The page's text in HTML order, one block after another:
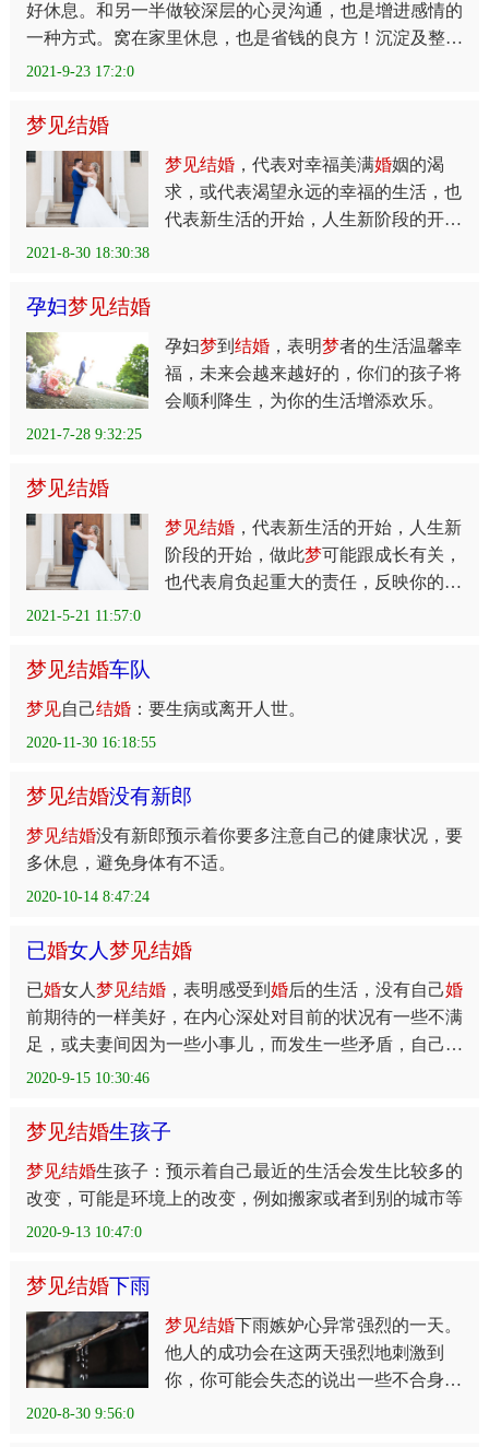
好休息。和另一半做较深层的心灵沟通，也是增进感情的
一种方式。窝在家里休息，也是省钱的良方！沉淀及整顿
情绪，会让接下来的挑战更顺利。
2021-9-23 17:2:0
梦 见结婚
梦见结婚，代表对幸福美满婚姻的渴
求，或代表渴望永远的幸福的生活，也
代表新生活的开始，人生新阶段的开
2021-8-30 18:30:38
孕妇梦 见结婚
孕妇梦到 结婚，表明梦者的生活温馨幸
福，未来会越来越好的，你们的孩子将
会顺利降生，为你的生活增添欢乐。
2021-7-28 9:32:25
梦 见结婚
梦见结婚，代表新生活的开始，人生新
阶段的开始，做此梦可能跟成长有关，
也代表肩负起重大的责任，反映你的责
2021-5-21 11:57:0
梦 见结婚车队
梦见自己结婚：要生病或离开人世。
2020-11-30 16:18:55
梦 见结婚没有新郎
梦见结婚没有新郎预示着你要多注意自己的健康状况，要
多休息，避免身体有不适。
2020-10-14 8:47:24
已婚女人梦 见结婚
已婚女人 梦见结婚，表明感受到 婚后的生活，没有自己婚
前期待的一样美好，在内心深处对目前的状况有一些不满
足，或夫妻间因为一些小事儿，而发生一些矛盾，自己情
绪上有些不满、有怨言。
2020-9-15 10:30:46
梦 见结婚生孩子
梦见结婚生孩子：预示着自己最近的生活会发生比较多的
改变，可能是环境上的改变，例如搬家或者到别的城市等
2020-9-13 10:47:0
梦 见结婚下雨
梦见结婚下雨嫉妒心异常强烈的一天。
他人的成功会在这两天强烈地刺激到
你，你可能会失态的说出一些不合身份
2020-8-30 9:56:0